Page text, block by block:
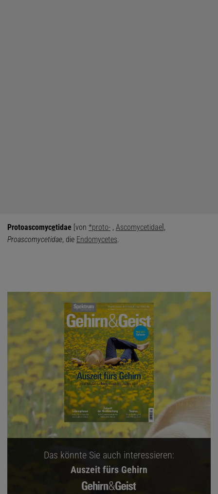
Protoascomycetidae [von *proto- , Ascomycetidae],
Proascomycetidae, die Endomycetes.
Das könnte Sie auch interessieren:
Auszeit fürs Gehirn